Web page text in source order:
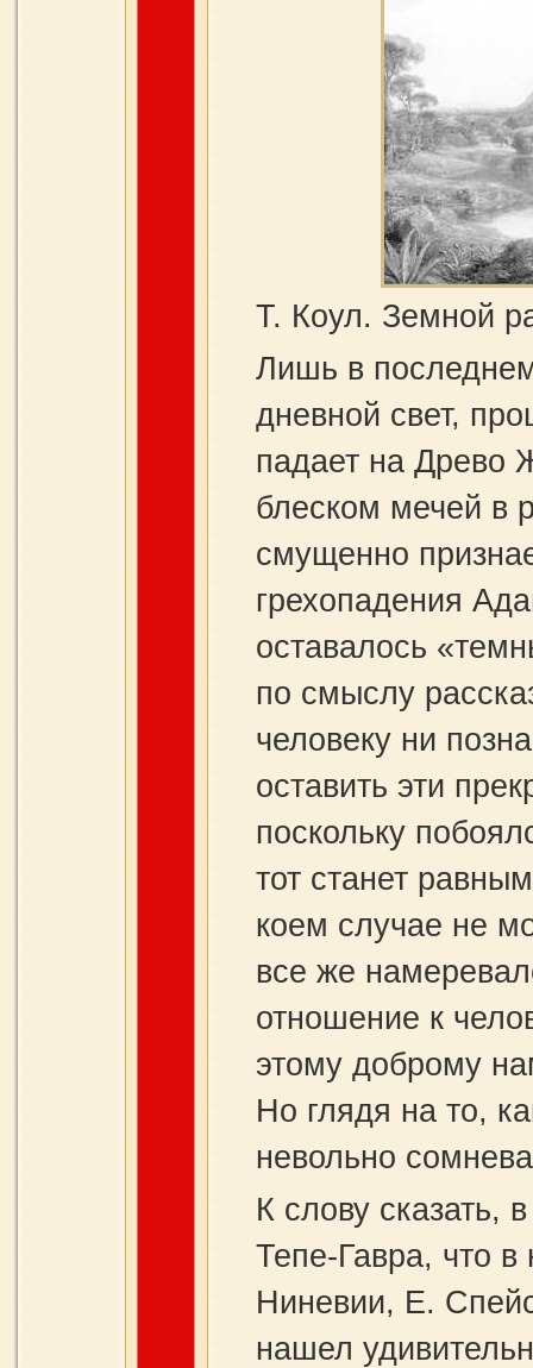
Т. Коул. Земной
Лишь в
дневной свет,
падает на Древо
блеском мечей в
смущенно
грехопадения
оставалось
по смыслу
человеку ни
оставить эти
поскольку
тот станет
коем случае не
все же
отношение к
этому доброму
Но глядя на то,
невольно
К слову сказать,
Тепе‑Гавра, что
Ниневии, Е.
нашел